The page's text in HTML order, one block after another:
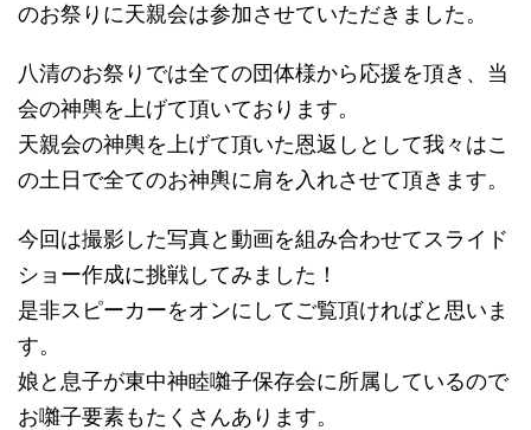
のお祭りに天親会は参加させていただきました。
八清のお祭りでは全ての団体様から応援を頂き、当
会の神輿を上げて頂いております。
天親会の神輿を上げて頂いた恩返しとして我々はこ
の土日で全てのお神輿に肩を入れさせて頂きます。
今回は撮影した写真と動画を組み合わせてスライド
ショー作成に挑戦してみました！
是非スピーカーをオンにしてご覧頂ければと思いま
す。
娘と息子が東中神睦囃子保存会に所属しているので
お囃子要素もたくさんあります。